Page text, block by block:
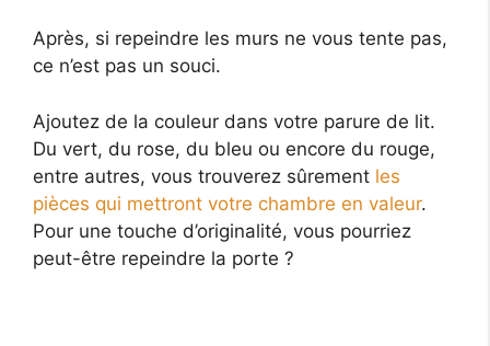
Après, si repeindre les murs ne vous tente pas,
ce n’est pas un souci.
Ajoutez de la couleur dans votre parure de lit.
Du vert, du rose, du bleu ou encore du rouge,
entre autres, vous trouverez sûrement les
pièces qui mettront votre chambre en valeur.
Pour une touche d’originalité, vous pourriez
peut-être repeindre la porte ?